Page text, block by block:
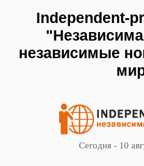
Independent-
независимые
Сегодня - 10